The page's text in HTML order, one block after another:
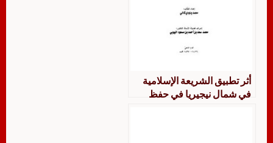
أثر تطبيق الشريعة الإسلامية
في شمال نيجيريا في حفظ